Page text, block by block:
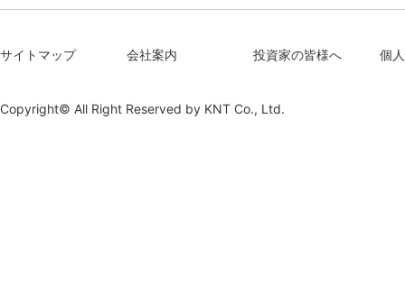
サイトマップ 会社案内 投資家の皆様へ 個
Copyright© All Right Reserved by KNT Co., Ltd.